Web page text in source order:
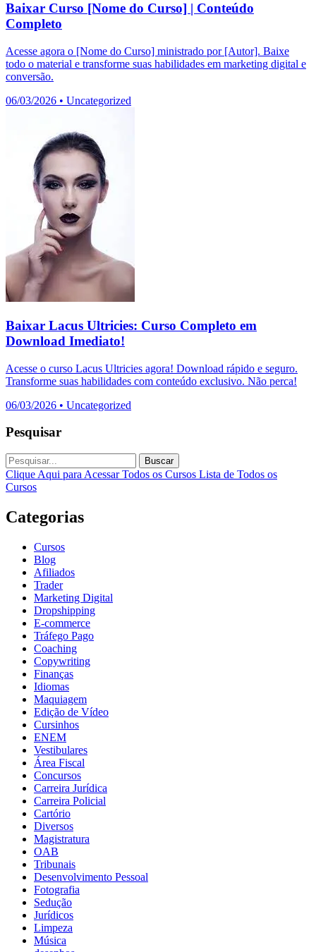
Baixar Curso [Nome do Curso] | Conteúdo
Completo
Acesse agora o [Nome do Curso] ministrado por [Autor]. Baixe
todo o material e transforme suas habilidades em marketing digital e
conversão.
06/03/2026 • Uncategorized
Baixar Lacus Ultricies: Curso Completo em
Download Imediato!
Acesse o curso Lacus Ultricies agora! Download rápido e seguro.
Transforme suas habilidades com conteúdo exclusivo. Não perca!
06/03/2026 • Uncategorized
Pesquisar
Buscar
Clique Aqui para Acessar Todos os Cursos Lista de Todos os
Cursos
Categorias
Cursos
Blog
Afiliados
Trader
Marketing Digital
Dropshipping
E-commerce
Tráfego Pago
Coaching
Copywriting
Finanças
Idiomas
Maquiagem
Edição de Vídeo
Cursinhos
ENEM
Vestibulares
Área Fiscal
Concursos
Carreira Jurídica
Carreira Policial
Cartório
Diversos
Magistratura
OAB
Tribunais
Desenvolvimento Pessoal
Fotografia
Sedução
Jurídicos
Limpeza
Música